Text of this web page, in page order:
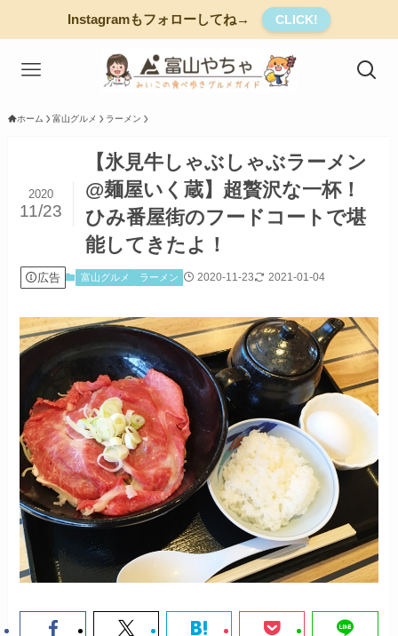
Instagramもフォローしてね→ CLICK!
ホーム 富山グルメ ラーメン
【氷見牛しゃぶしゃぶラーメン
@麺屋いく蔵】超贅沢な一杯！
ひみ番屋街のフードコートで堪
能してきたよ！
2020
11/23
広告 富山グルメ ラーメン 2020-11-23 2021-01-04